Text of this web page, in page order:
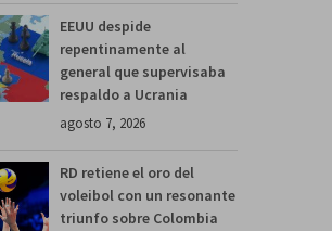
EEUU despide
repentinamente al
general que supervisaba
respaldo a Ucrania
agosto 7, 2026
RD retiene el oro del
voleibol con un resonante
triunfo sobre Colombia